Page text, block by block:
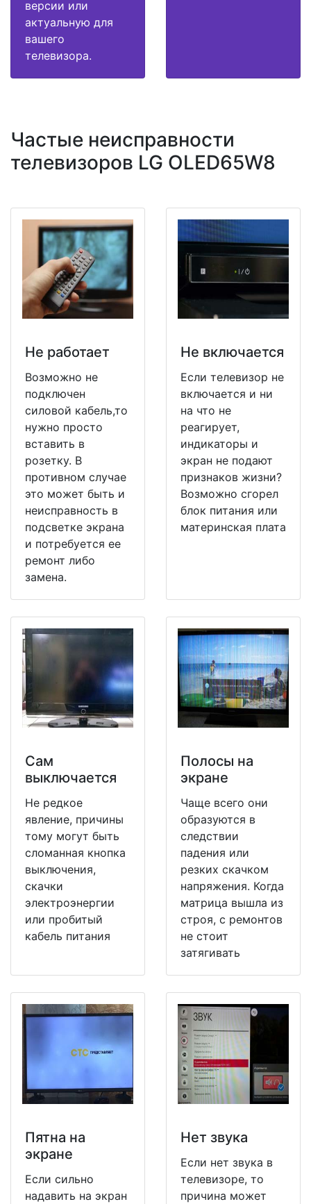
версии или
актуальную для
вашего
телевизора.
Частые неисправности
телевизоров LG OLED65W8
Не работает
Возможно не
подключен
силовой кабель,то
нужно просто
вставить в
розетку. В
противном случае
это может быть и
неисправность в
подсветке экрана
и потребуется ее
ремонт либо
замена.
Не включается
Если телевизор не
включается и ни
на что не
реагирует,
индикаторы и
экран не подают
признаков жизни?
Возможно сгорел
блок питания или
материнская плата
Сам
выключается
Не редкое
явление, причины
тому могут быть
сломанная кнопка
выключения,
скачки
электроэнергии
или пробитый
кабель питания
Полосы на
экране
Чаще всего они
образуются в
следствии
падения или
резких скачком
напряжения. Когда
матрица вышла из
строя, с ремонтов
не стоит
затягивать
Пятна на
экране
Если сильно
надавить на экран
Нет звука
Если нет звука в
телевизоре, то
причина может